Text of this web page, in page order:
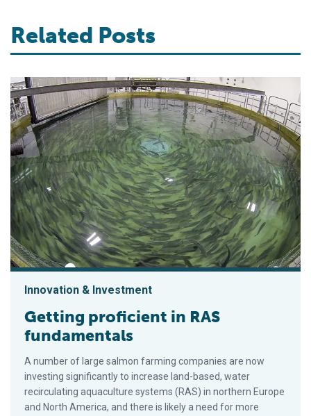
Related Posts
Innovation & Investment
Getting proficient in RAS
fundamentals
A number of large salmon farming companies are now
investing significantly to increase land-based, water
recirculating aquaculture systems (RAS) in northern Europe
and North America, and there is likely a need for more